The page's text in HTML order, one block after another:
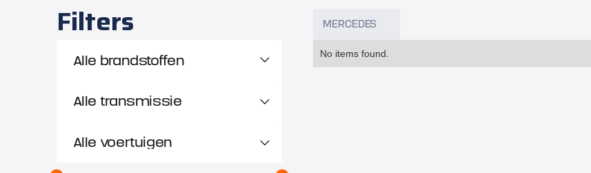
Filters MERCEDES
No items found.